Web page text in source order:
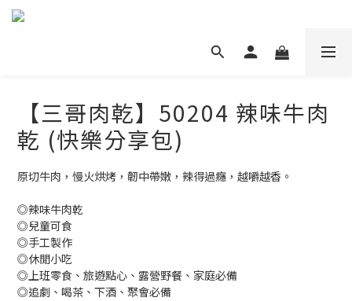
【三哥肉乾】50204 辣味牛肉
乾 (快樂分享包)
原切牛肉，慢火烘烤，韌中帶嫩，辣得過癮，越嚼越香。
◎辣味牛肉乾
◎兒童可食
◎手工製作
◎休閒小吃
◎上班零食、旅遊點心、露營野餐、家庭必備
◎追劇、喝茶、下酒、聚會必備